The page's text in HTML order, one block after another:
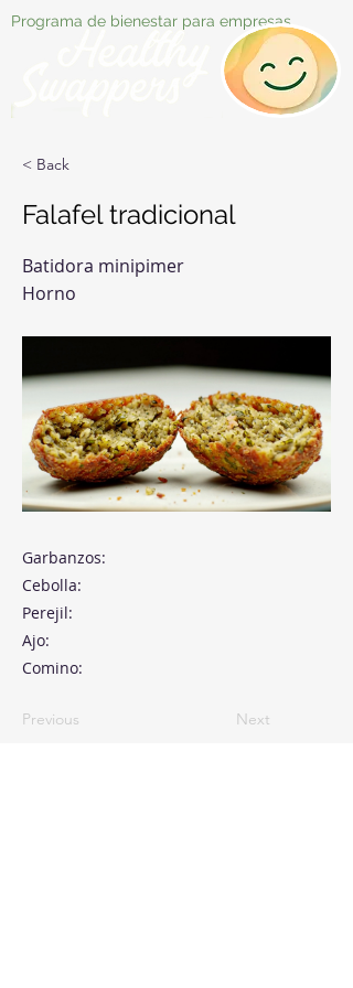
Programa de bienestar para empresas
< Back
Falafel tradicional
Batidora minipimer
Horno
Garbanzos:
Cebolla:
Perejil:
Ajo:
Comino:
Previous Next